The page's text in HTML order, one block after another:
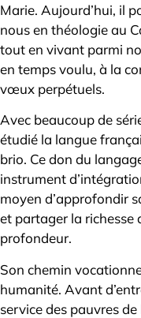
Marie. Aujourd’hui, il
nous en théologie au
tout en vivant parmi
en temps voulu, à la
vœux perpétuels.
Avec beaucoup de
étudié la langue
brio. Ce don du
instrument
moyen d’approfondir
et partager la richesse
profondeur.
Son chemin
humanité. Avant
service des pauvres